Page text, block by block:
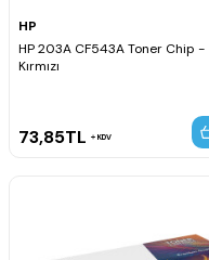
HP
HP 203A CF543A Toner Chip -
Kırmızı
73,85TL KDV